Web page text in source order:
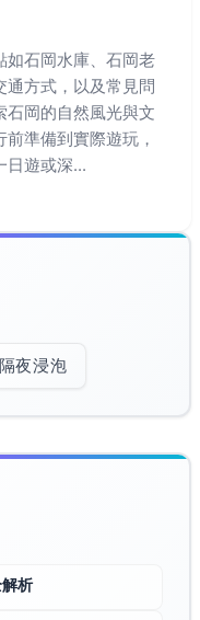
如石岡水庫、石岡老
通方式，以及常見問
石岡的自然風光與文
準備到實際遊玩，
日遊或深...
隔夜浸泡
析